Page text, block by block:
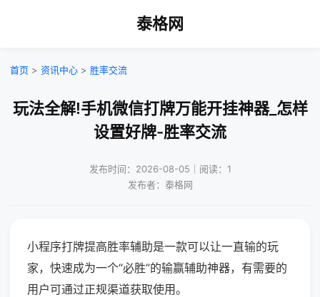
泰格网
首页 > 资讯中心 > 胜率交流
玩法全解!手机微信打牌万能开挂神器_怎样
设置好牌-胜率交流
发布时间：2026-08-05｜阅读：1
发布者：泰格网
小程序打牌提高胜率辅助是一款可以让一直输的玩
家，快速成为一个“必胜”的输赢辅助神器，有需要的
用户可通过正规渠道获取使用。